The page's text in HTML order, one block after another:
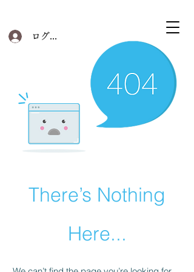
ログイン
There’s Nothing
Here...